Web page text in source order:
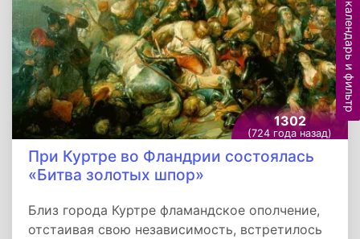
1302
(724 года назад)
При Куртре во Фландрии состоялась
«Битва золотых шпор»
Близ города Куртре фламандское ополчение,
отстаивая свою независимость, встретилось
календарь и фильтр